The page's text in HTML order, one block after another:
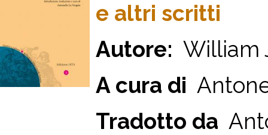
e altri scritti
Autore: William
A cura di
Tradotto da